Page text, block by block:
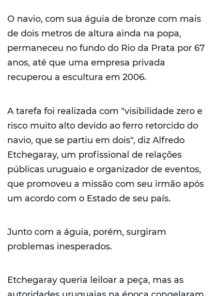
O navio, com sua águia de bronze com mais
de dois metros de altura ainda na popa,
permaneceu no fundo do Rio da Prata por 67
anos, até que uma empresa privada
recuperou a escultura em 2006.
A tarefa foi realizada com "visibilidade zero e
risco muito alto devido ao ferro retorcido do
navio, que se partiu em dois", diz Alfredo
Etchegaray, um profissional de relações
públicas uruguaio e organizador de eventos,
que promoveu a missão com seu irmão após
um acordo com o Estado de seu país.
Junto com a águia, porém, surgiram
problemas inesperados.
Etchegaray queria leiloar a peça, mas as